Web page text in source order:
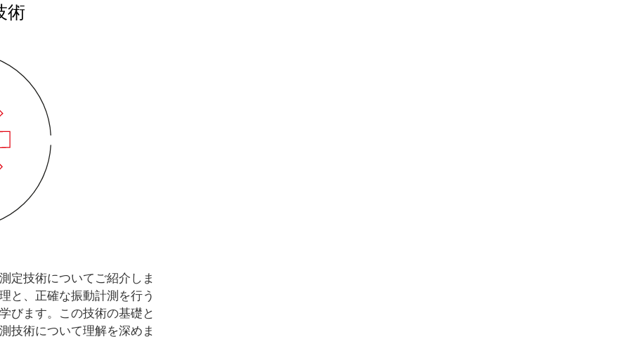
術
定技術についてご紹介しま
と、正確な振動計測を行う
びます。この技術の基礎と
技術について理解を深めま